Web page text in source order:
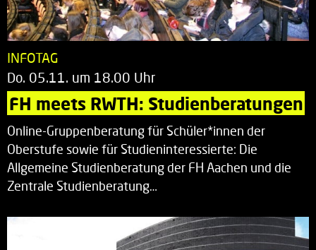
INFOTAG
Do. 05.11. um 18.00 Uhr
FH meets RWTH: Studienberatungen
Online-Gruppenberatung für Schüler*innen der
Oberstufe sowie für Studieninteressierte: Die
Allgemeine Studienberatung der FH Aachen und die
Zentrale Studienberatung…